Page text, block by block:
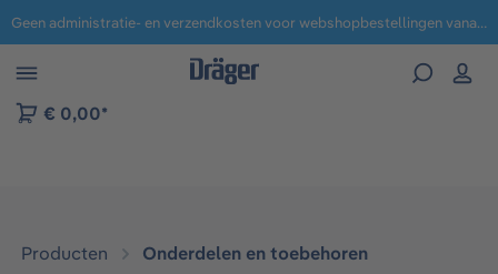
naar navigatie B2B-platform Geen administratie- en verzendkosten voor webshopbestellingen vanaf € 100,-.
€ 0,00*
Producten Onderdelen en toebehoren